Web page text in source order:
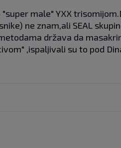
male" YXX
ne znam,ali SEAL
država da
,ispaljivali su to pod